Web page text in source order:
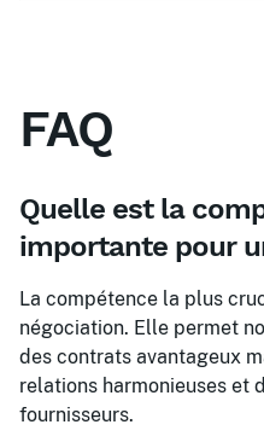
FAQ
Quelle est la
importante pour
La compétence la plus
négociation. Elle permet
des contrats avantageux
relations harmonieuses et
fournisseurs.